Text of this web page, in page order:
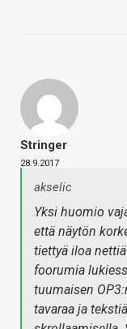
Stringer
28.9.2017
akselic
Yksi huomio
että näytön
tiettyä iloa
foorumia
tuumaisen
tavaraa ja